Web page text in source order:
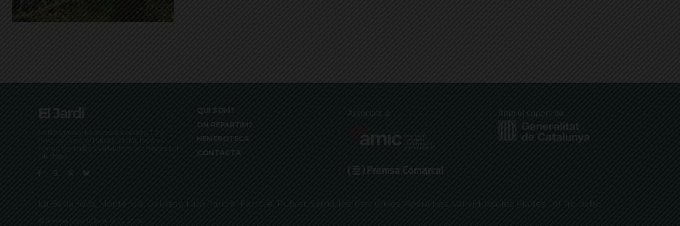
El Jardí
La Bonanova, Monterols, Galvany, Turó
Parc, el Farró, el Putxet, Sarrià, les Tres
Torres, Pedralbes, Vallvidrera, les Planes i el
Tibidabo
QUI SOM?
ON REPARTIM?
HEMEROTECA
CONTACTA
Associats a: Amb el suport de:
La Bonanova, Monterols, Galvany, Turó Parc, el Farró, el Putxet, Sarrià, les Tres Torres, Pedralbes, Vallvidrera, les Planes i el Tibidabo
© Premsa Local El Jardí SCCL 2025